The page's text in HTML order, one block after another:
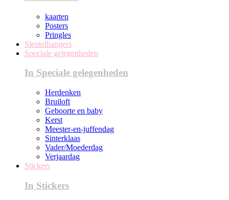
kaarten
Posters
Pringles
Sleutelhangers
Speciale gelegenheden
In Speciale gelegenheden
Herdenken
Bruiloft
Geboorte en baby
Kerst
Meester-en-juffendag
Sinterklaas
Vader/Moederdag
Verjaardag
Stickers
In Stickers